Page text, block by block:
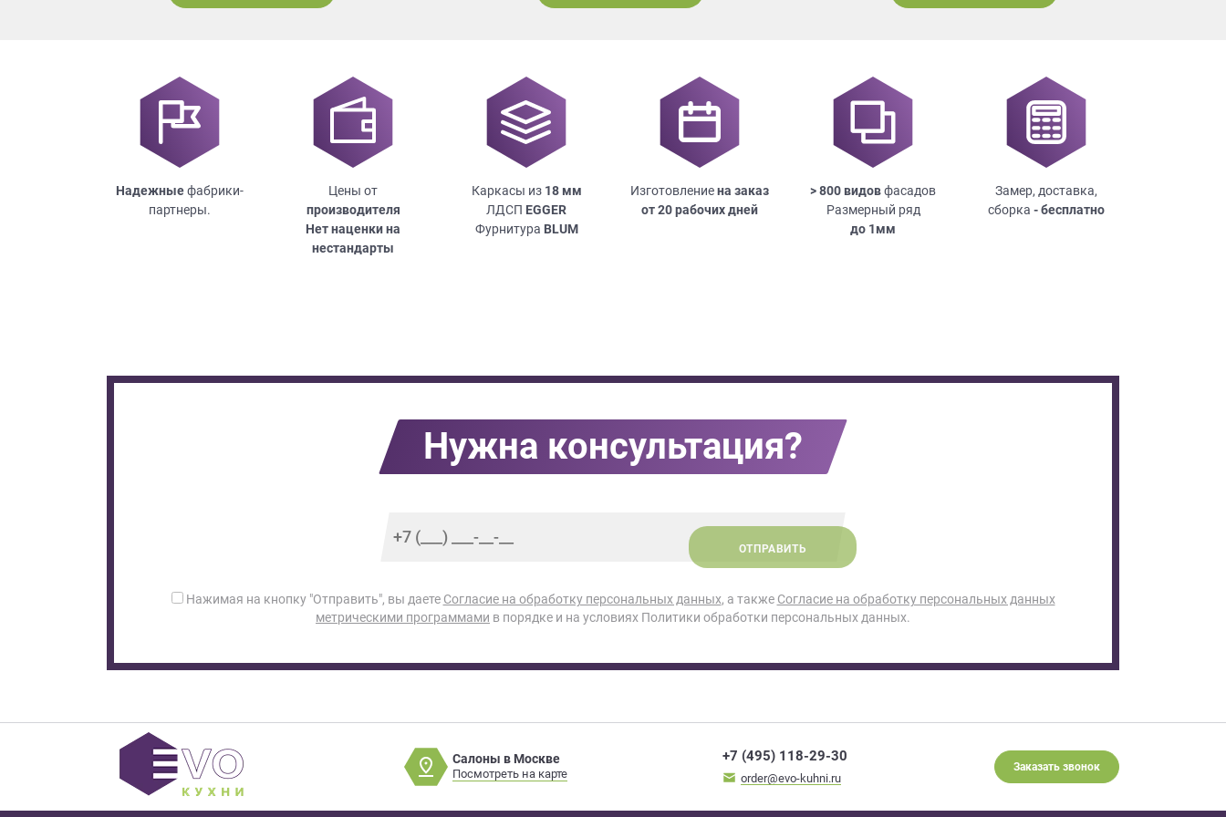
Надежныефабрики-
партнеры.
Цены от
производителя
Нет наценки на
нестандарты
Каркасы из 18мм
ЛДСП EGGER
Фурнитура BLUM
Изготовлениена заказ
от 20 рабочих дней
> 800 видовфасадов
Размерный ряд
до 1мм
Замер, доставка,
сборка - бесплатно
Нужна консультация?
ОТПРАВИТЬ
Нажимая на кнопку "Отправить", вы даете Согласие на обработку персональных данных, а также Согласие на обработку персональных данных
метрическими программами в порядке и на условиях Политики обработки персональных данных.
Салоны в Москве
Посмотреть на карте
+7 (495) 118-29-30
order@evo-kuhni.ru
Заказать звонок